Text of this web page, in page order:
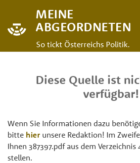
MEINE
ABGEORDNETEN
So tickt Österreichs Politik.
Diese Quelle ist
verfügbar!
Wenn Sie Informationen dazu
bitte hier unsere Redaktion! Im
Ihnen 387397.pdf aus dem
stellen.